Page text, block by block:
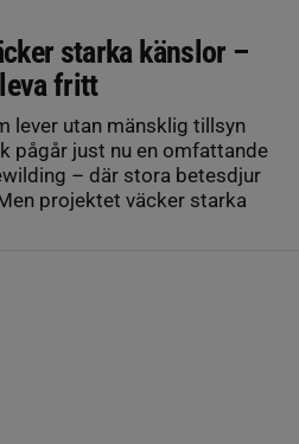
starka känslor –
fritt
lever utan mänsklig tillsyn
pågår just nu en omfattande
– där stora betesdjur
projektet väcker starka